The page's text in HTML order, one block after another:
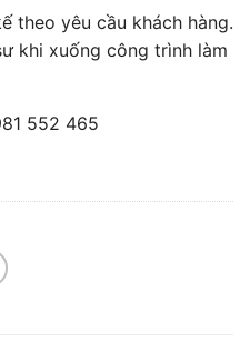
theo yêu cầu khách hàng.
khi xuống công trình làm
552 465